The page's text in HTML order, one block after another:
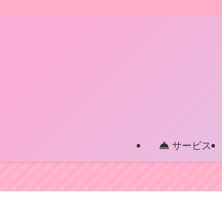
サービス